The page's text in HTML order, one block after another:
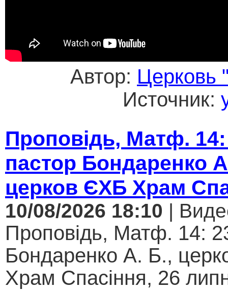
Автор: Церковь
Источник:
Проповідь, Матф.
пастор Бондаренко
церков ЄХБ Храм
10/08/2026 18:10 |
Проповідь, Матф. 14:
Бондаренко А. Б.,
Храм Спасіння, 26